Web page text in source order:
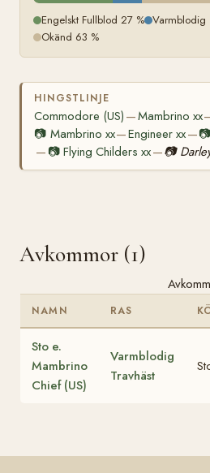
Engelskt Fullblod 27 % Varmblodig
Okänd 63 %
HINGSTLINJE
Commodore (US) —Mambrino xx
📷 Mambrino xx—Engineer xx—📷
— 📷Flying Childers xx—📷
Avkommor (1)
NAMN RAS
Sto e.
Mambrino
Chief (US)
Varmblodig
Travhäst